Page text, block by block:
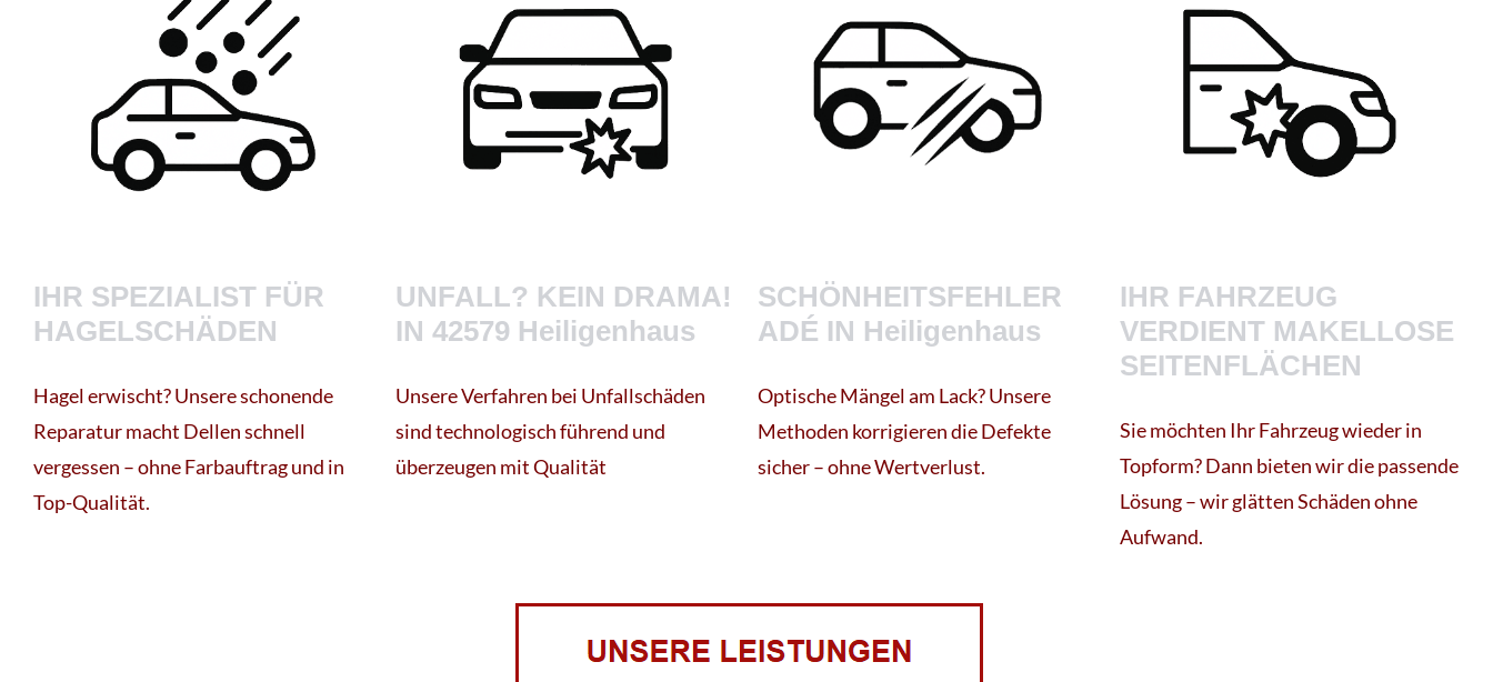
IHR SPEZIALIST FÜR
HAGELSCHÄDEN
Hagel erwischt? Unsere schonende
Reparatur macht Dellen schnell
vergessen – ohne Farbauftrag und in
Top-Qualität.
UNFALL? KEIN DRAMA!
IN 42579 Heiligenhaus
Unsere Verfahren bei Unfallschäden
sind technologisch führend und
überzeugen mit Qualität
SCHÖNHEITSFEHLER
ADÉ IN Heiligenhaus
Optische Mängel am Lack? Unsere
Methoden korrigieren die Defekte
sicher – ohne Wertverlust.
IHR FAHRZEUG
VERDIENT MAKELLOSE
SEITENFLÄCHEN
Sie möchten Ihr Fahrzeug wieder in
Topform? Dann bieten wir die passende
Lösung – wir glätten Schäden ohne
Aufwand.